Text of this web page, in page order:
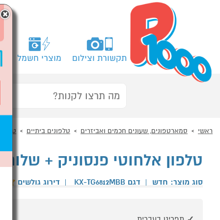
תקשורת וצילום מוצרי חשמל
ראשי סמארטפונים, שעונים חכמים ואביזרים טלפונים ביתיים
טלפון אלחוטי פנסוניק + שלוחה PANASONIC TG6812
סוג מוצר: חדש | דגם KX-TG6812MBB | דירוג גולשים
×